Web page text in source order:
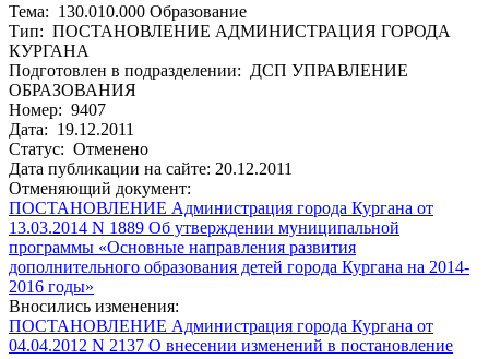
Тема: 130.010.000 Образование
Тип: ПОСТАНОВЛЕНИЕ АДМИНИСТРАЦИЯ ГОРОДА
КУРГАНА
Подготовлен в подразделении: ДСП УПРАВЛЕНИЕ
ОБРАЗОВАНИЯ
Номер: 9407
Дата: 19.12.2011
Статус: Отменено
Дата публикации на сайте: 20.12.2011
Отменяющий документ:
ПОСТАНОВЛЕНИЕ Администрация города Кургана от
13.03.2014 N 1889 Об утверждении муниципальной
программы «Основные направления развития
дополнительного образования детей города Кургана на 2014-
2016 годы»
Вносились изменения:
ПОСТАНОВЛЕНИЕ Администрация города Кургана от
04.04.2012 N 2137 О внесении изменений в постановление